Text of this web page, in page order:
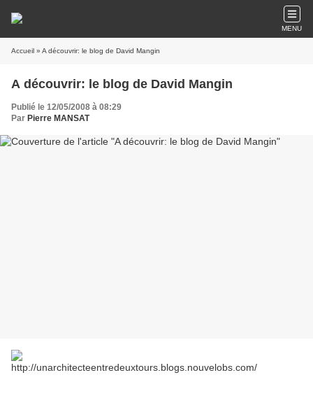
MENU
Accueil » A découvrir: le blog de David Mangin
A découvrir: le blog de David Mangin
Publié le 12/05/2008 à 08:29
Par Pierre MANSAT
http://unarchitecteentredeuxtours.blogs.nouvelobs.com/